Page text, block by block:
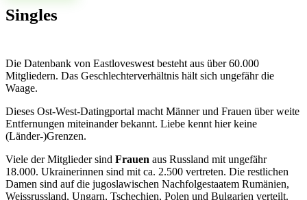
Singles
Die Datenbank von Eastloveswest besteht aus über 60.000
Mitgliedern. Das Geschlechterverhältnis hält sich ungefähr die
Waage.
Dieses Ost-West-Datingportal macht Männer und Frauen über weite
Entfernungen miteinander bekannt. Liebe kennt hier keine
(Länder-)Grenzen.
Viele der Mitglieder sind Frauen aus Russland mit ungefähr
18.000. Ukrainerinnen sind mit ca. 2.500 vertreten. Die restlichen
Damen sind auf die jugoslawischen Nachfolgestaatem Rumänien,
Weissrussland, Ungarn, Tschechien, Polen und Bulgarien verteilt.